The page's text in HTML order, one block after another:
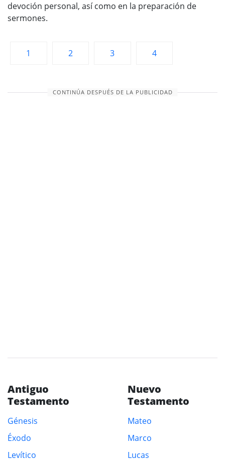
devoción personal, así como en la preparación de
sermones.
1 2 3 4
CONTINÚA DESPUÉS DE LA PUBLICIDAD
Antiguo
Testamento
Génesis
Éxodo
Levítico
Nuevo
Testamento
Mateo
Marco
Lucas